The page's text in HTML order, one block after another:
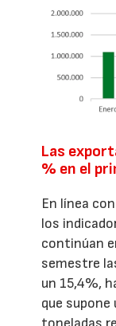
Las
% en el
En línea
los
continúan
semestre
un 15,4%,
que supone